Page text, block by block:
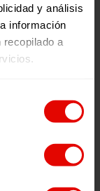
y análisis
información
recopilado a